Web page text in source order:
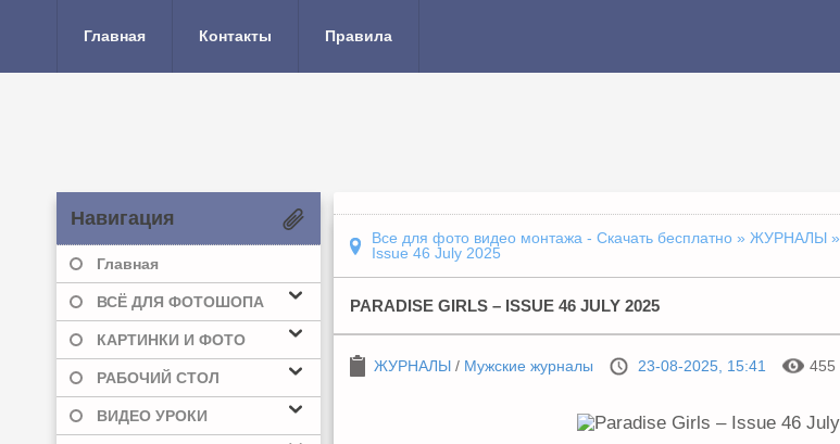
Главная Контакты Правила
Навигация
Главная
ВСЁ ДЛЯ ФОТОШОПА
КАРТИНКИ И ФОТО
РАБОЧИЙ СТОЛ
ВИДЕО УРОКИ
Все для фото видео монтажа - Скачать бесплатно » ЖУРНАЛЫ »
Issue 46 July 2025
PARADISE GIRLS – ISSUE 46 JULY 2025
ЖУРНАЛЫ / Мужские журналы 23-08-2025, 15:41 455